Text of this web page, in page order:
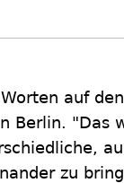
auf
Berlin. "Das
zu